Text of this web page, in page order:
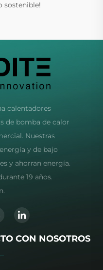
sostenible!
calentadores
de bomba de calor
Nuestras
y de bajo
y ahorran energía.
19 años.
CON NOSOTROS